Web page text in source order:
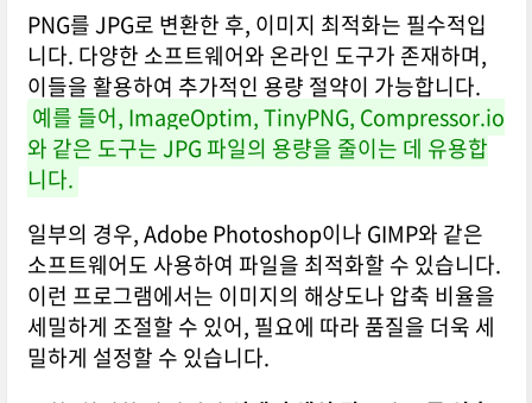
PNG를 JPG로 변환한 후, 이미지 최적화는 필수적입
니다. 다양한 소프트웨어와 온라인 도구가 존재하며,
이들을 활용하여 추가적인 용량 절약이 가능합니다.
예를 들어, ImageOptim, TinyPNG, Compressor.io
와 같은 도구는 JPG 파일의 용량을 줄이는 데 유용합
니다.
일부의 경우, Adobe Photoshop이나 GIMP와 같은
소프트웨어도 사용하여 파일을 최적화할 수 있습니다.
이런 프로그램에서는 이미지의 해상도나 압축 비율을
세밀하게 조절할 수 있어, 필요에 따라 품질을 더욱 세
밀하게 설정할 수 있습니다.